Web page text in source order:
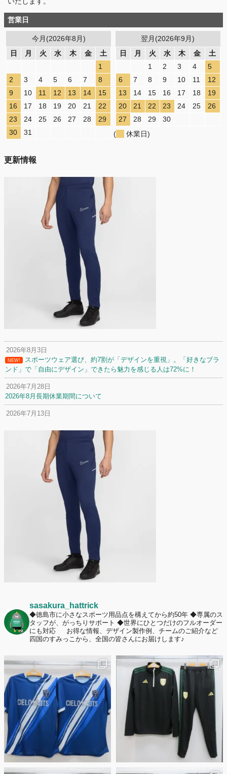
営業日
今月(2026年8月)
日
月 火 水 木 金
土
1
2
3 4 5 6 7
8
9
10 11 12 13 14
15
16
17 18 19 20 21
22
23
24 25 26 27 28
29
30
31
翌月(2026年9月)
日
月 火 水 木 金
土
1
2 3 4
5
6
7 8 9 10 11
12
13
14 15 16 17 18
19
20
21 22 23 24 25
26
27
28 29
30
(
休業日)
更新情報
2026年8月3日
NEW!
スポーツウェア選び、約7割が「デザインを重視」。「好きなブラ
ンド」で「自由にデザイン」できたら魅力を感じる人は72%に！
2026年7月28日
2026年8月長期休業期間について
2026年7月13日
名前入りユニフォームで子どもの自信が「プラスになった」と感じた保
護者は約67%！「やや高いと感じたが納得して購入した」と価値を実感
する声も32.7%に！
応援ユニフォーム、約53％が「会場に一体感があってよい」と回答。チ
ームへの愛情が伝わる応援スタイルとは？
sasakura_hattrick
◆徳島市に小さなスポーツ用品点を構えてから約50年 ◆専属のス
タッフが、がっちりサポート ◆世界にひとつだけのフルオーダー
にも対応
お得な情報、デザイン製作例、チームのご紹介など
四国のすみっこから、全国の皆さんにお届けします♪